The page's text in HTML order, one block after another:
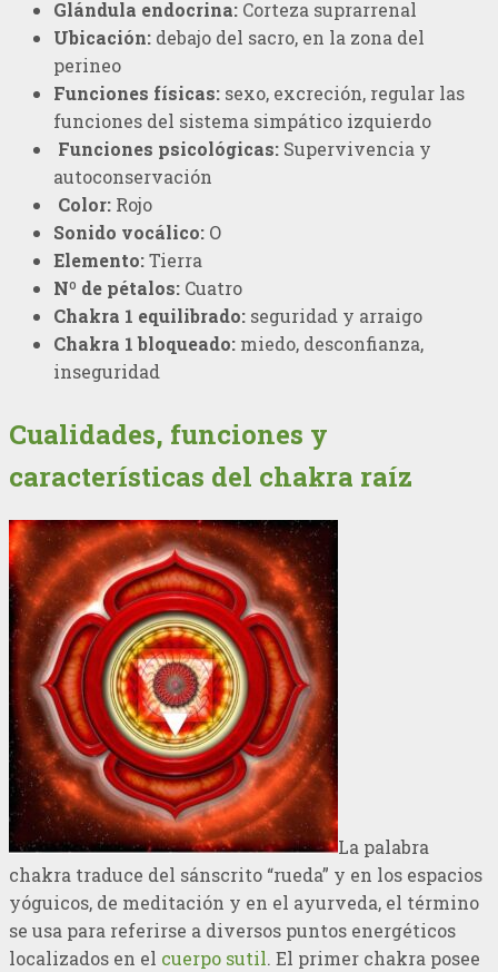
Glándula endocrina: Corteza suprarrenal
Ubicación: debajo del sacro, en la zona del
perineo
Funciones físicas: sexo, excreción, regular las
funciones del sistema simpático izquierdo
Funciones psicológicas: Supervivencia y
autoconservación
Color: Rojo
Sonido vocálico: O
Elemento:Tierra
Nº de pétalos: Cuatro
Chakra 1 equilibrado: seguridad y arraigo
Chakra 1 bloqueado: miedo, desconfianza,
inseguridad
Cualidades, funciones y
características del chakra raíz
La palabra
chakra traduce del sánscrito “rueda” y en los espacios
yóguicos, de meditación y en el ayurveda, el término
se usa para referirse a diversos puntos energéticos
localizados en el cuerpo sutil. El primer chakra posee